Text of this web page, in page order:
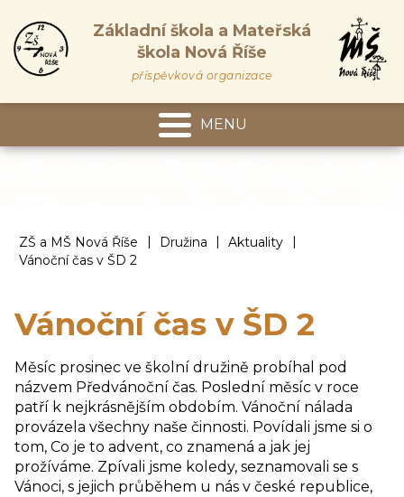
Základní škola a Mateřská
škola Nová Říše
příspěvková organizace
MENU
ZŠ a MŠ Nová Říše | Družina | Aktuality
|
Vánoční čas v ŠD 2
Vánoční čas v ŠD 2
Měsíc prosinec ve školní družině probíhal pod
názvem Předvánoční čas. Poslední měsíc v roce
patří k nejkrásnějším obdobím. Vánoční nálada
provázela všechny naše činnosti. Povídali jsme si o
tom, Co je to advent, co znamená a jak jej
prožíváme. Zpívali jsme koledy, seznamovali se s
Vánoci, s jejich průběhem u nás v české republice,